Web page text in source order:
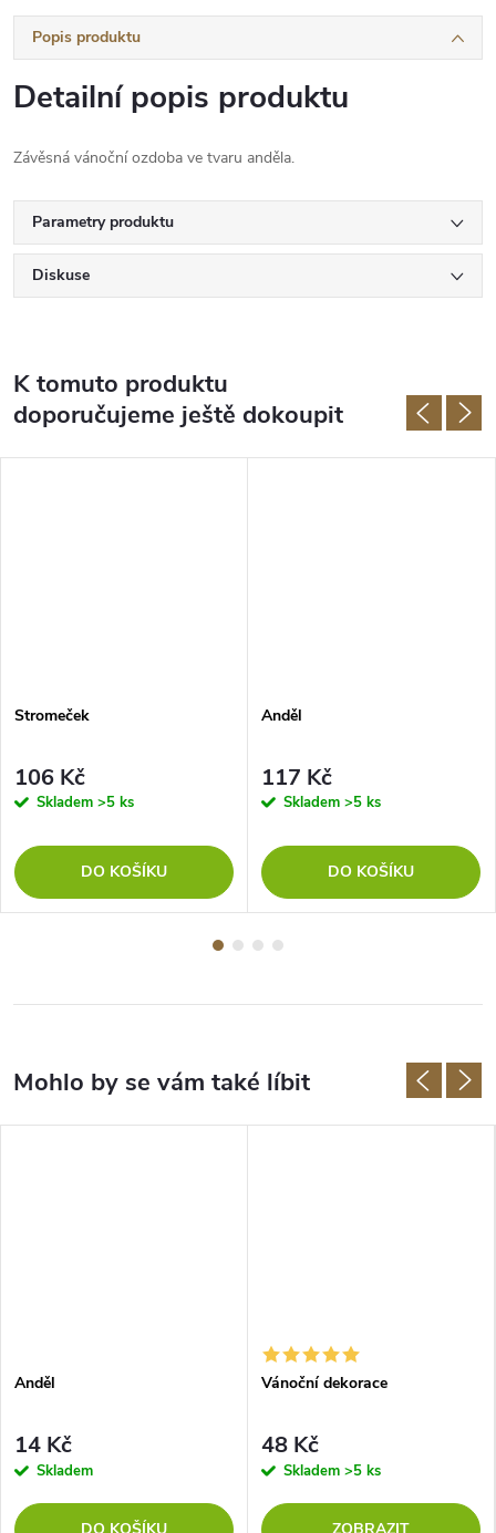
Popis produktu
Detailní popis produktu
Závěsná vánoční ozdoba ve tvaru anděla.
Parametry produktu
Diskuse
K tomuto produktu
doporučujeme ještě dokoupit
Stromeček
106 Kč
Skladem >5 ks
DO KOŠÍKU
Anděl
117 Kč
Skladem >5 ks
DO KOŠÍKU
Anděl
14 Kč
Skladem
DO KOŠÍKU
Vánoční dekorace
48 Kč
Skladem >5 ks
ZOBRAZIT